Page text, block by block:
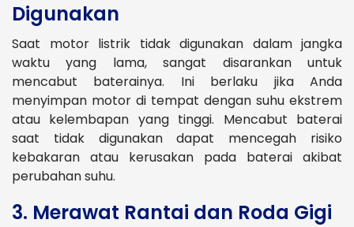
Digunakan
Saat motor listrik tidak digunakan dalam jangka
waktu yang lama, sangat disarankan untuk
mencabut baterainya. Ini berlaku jika Anda
menyimpan motor di tempat dengan suhu ekstrem
atau kelembapan yang tinggi. Mencabut baterai
saat tidak digunakan dapat mencegah risiko
kebakaran atau kerusakan pada baterai akibat
perubahan suhu.
3. Merawat Rantai dan Roda Gigi